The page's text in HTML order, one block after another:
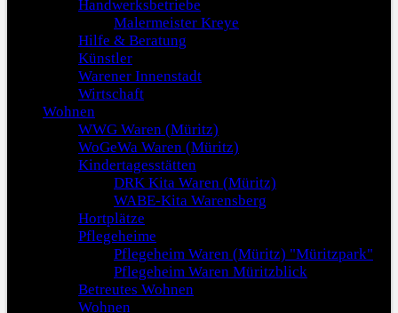
Handwerksbetriebe
Malermeister Kreye
Hilfe & Beratung
Künstler
Warener Innenstadt
Wirtschaft
Wohnen
WWG Waren (Müritz)
WoGeWa Waren (Müritz)
Kindertagesstätten
DRK Kita Waren (Müritz)
WABE-Kita Warensberg
Hortplätze
Pflegeheime
Pflegeheim Waren (Müritz) "Müritzpark"
Pflegeheim Waren Müritzblick
Betreutes Wohnen
Wohnen